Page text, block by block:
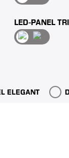
LED-PANEL
ELEGANT